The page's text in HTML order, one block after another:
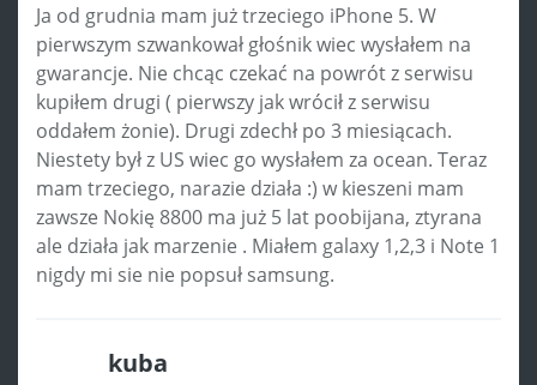
Ja od grudnia mam już trzeciego iPhone 5. W
pierwszym szwankował głośnik wiec wysłałem na
gwarancje. Nie chcąc czekać na powrót z serwisu
kupiłem drugi ( pierwszy jak wrócił z serwisu
oddałem żonie). Drugi zdechł po 3 miesiącach.
Niestety był z US wiec go wysłałem za ocean. Teraz
mam trzeciego, narazie działa :) w kieszeni mam
zawsze Nokię 8800 ma już 5 lat poobijana, ztyrana
ale działa jak marzenie . Miałem galaxy 1,2,3 i Note 1
nigdy mi sie nie popsuł samsung.
kuba